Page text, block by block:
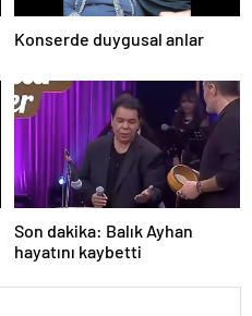
Konserde duygusal anlar
Son dakika: Balık Ayhan
hayatını kaybetti